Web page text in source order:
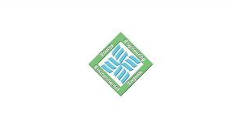
innovativi ad alto valore tecnologico, attraverso
la ricerca e lo sviluppo sperimentale nel campo
delle scienze naturali e dell'ingegneria.